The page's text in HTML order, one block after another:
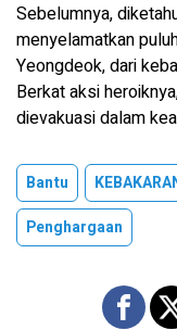
Sebelumnya,
menyelamatkan
Yeongdeok, dari
Berkat aksi
dievakuasi dalam
Bantu
Penghargaan